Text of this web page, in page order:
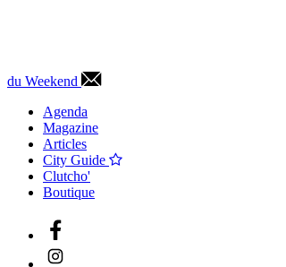
du Weekend
Agenda
Magazine
Articles
City Guide
Clutcho'
Boutique